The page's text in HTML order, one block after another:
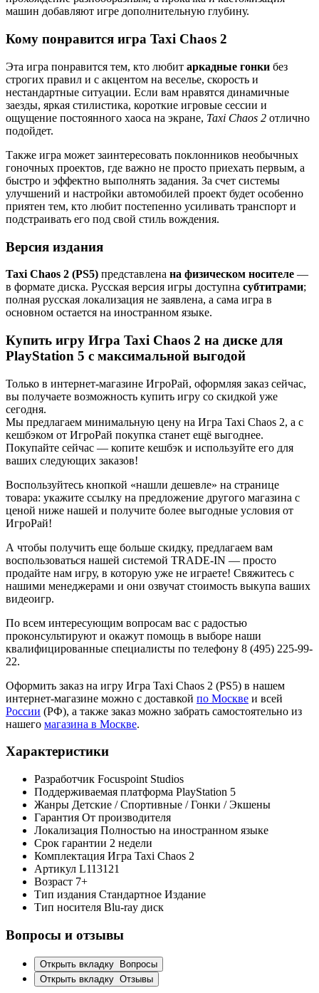
машин добавляют игре дополнительную глубину.
Кому понравится игра Taxi Chaos 2
Эта игра понравится тем, кто любит аркадные гонки без
строгих правил и с акцентом на веселье, скорость и
нестандартные ситуации. Если вам нравятся динамичные
заезды, яркая стилистика, короткие игровые сессии и
ощущение постоянного хаоса на экране, Taxi Chaos 2 отлично
подойдет.
Также игра может заинтересовать поклонников необычных
гоночных проектов, где важно не просто приехать первым, а
быстро и эффектно выполнять задания. За счет системы
улучшений и настройки автомобилей проект будет особенно
приятен тем, кто любит постепенно усиливать транспорт и
подстраивать его под свой стиль вождения.
Версия издания
Taxi Chaos 2 (PS5) представлена на физическом носителе —
в формате диска. Русская версия игры доступна субтитрами;
полная русская локализация не заявлена, а сама игра в
основном остается на иностранном языке.
Купить игру Игра Taxi Chaos 2 на диске для
PlayStation 5 с максимальной выгодой
Только в интернет-магазине ИгроРай, оформляя заказ сейчас,
вы получаете возможность купить игру со скидкой уже
сегодня.
Мы предлагаем минимальную цену на Игра Taxi Chaos 2, а с
кешбэком от ИгроРай покупка станет ещё выгоднее.
Покупайте сейчас — копите кешбэк и используйте его для
ваших следующих заказов!
Воспользуйтесь кнопкой «нашли дешевле» на странице
товара: укажите ссылку на предложение другого магазина с
ценой ниже нашей и получите более выгодные условия от
ИгроРай!
А чтобы получить еще больше скидку, предлагаем вам
воспользоваться нашей системой TRADE-IN — просто
продайте нам игру, в которую уже не играете! Свяжитесь с
нашими менеджерами и они озвучат стоимость выкупа ваших
видеоигр.
По всем интересующим вопросам вас с радостью
проконсультируют и окажут помощь в выборе наши
квалифицированные специалисты по телефону 8 (495) 225-99-
22.
Оформить заказ на игру Игра Taxi Chaos 2 (PS5) в нашем
интернет-магазине можно с доставкой по Москве и всей
России (РФ), а также заказ можно забрать самостоятельно из
нашего магазина в Москве.
Характеристики
Разработчик Focuspoint Studios
Поддерживаемая платформа PlayStation 5
Жанры Детские / Спортивные / Гонки / Экшены
Гарантия От производителя
Локализация Полностью на иностранном языке
Срок гарантии 2 недели
Комплектация Игра Taxi Chaos 2
Артикул L113121
Возраст 7+
Тип издания Стандартное Издание
Тип носителя Blu-ray диск
Вопросы и отзывы
Открыть вкладку Вопросы
Открыть вкладку Отзывы